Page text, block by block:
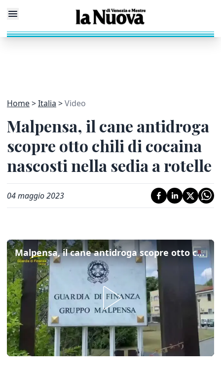
Home Italia Video
Malpensa, il cane antidroga
scopre otto chili di cocaina
nascosti nella sedia a rotelle
04 maggio 2023
Malpensa, il cane antidroga scopre otto chili di cocaina nascosti nella sedia a rotelle